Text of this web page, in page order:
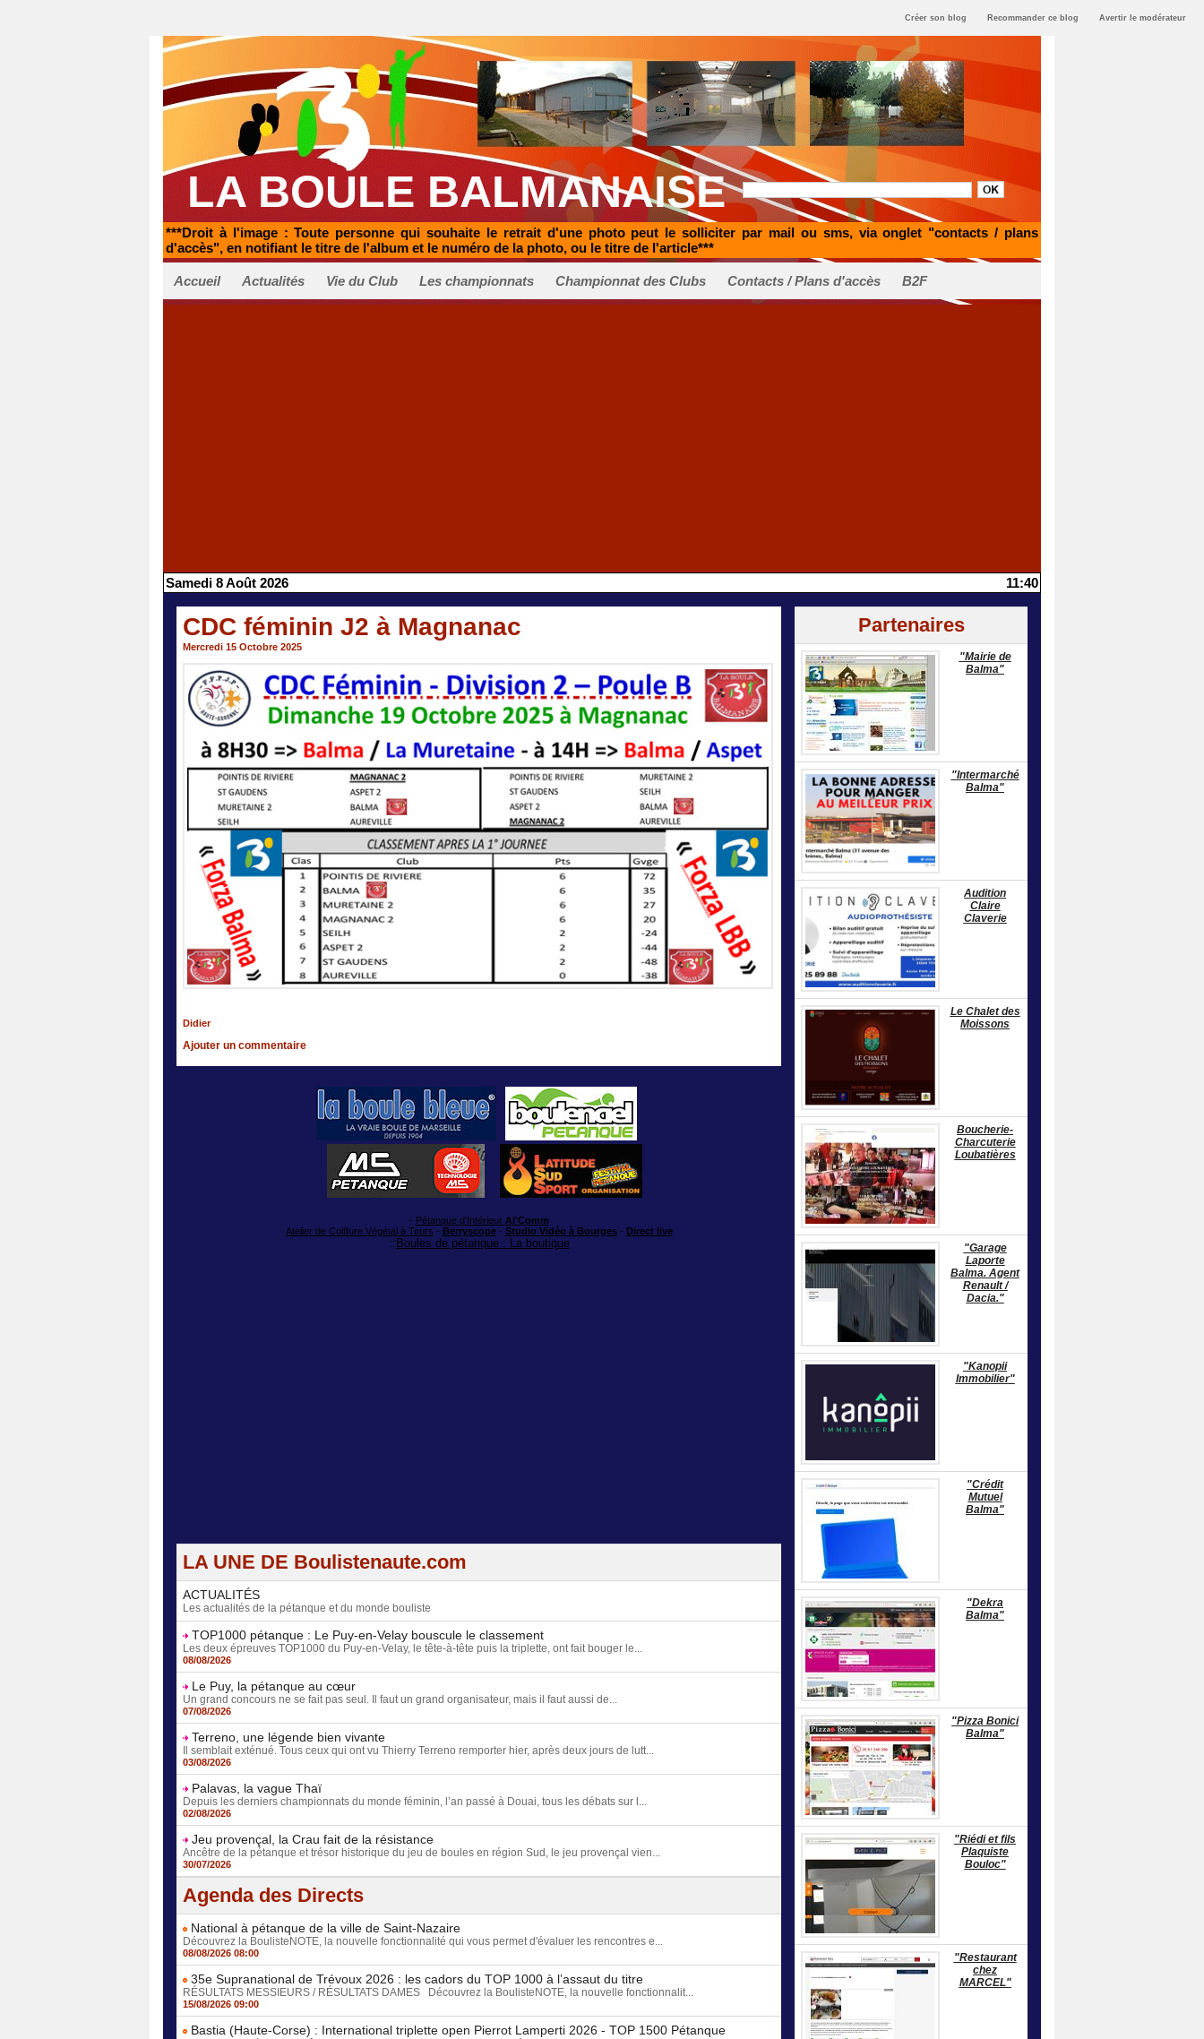
Créer son blog Recommander ce blog Avertir le modérateur
LA BOULE BALMANAISE
***Droit à l'image : Toute personne qui souhaite le retrait d'une photo peut le solliciter par mail ou sms, via onglet "contacts / plans
d'accès", en notifiant le titre de l'album et le numéro de la photo, ou le titre de l'article***
Accueil Actualités Vie du Club Les championnats Championnat des Clubs Contacts / Plans d'accès B2F
Samedi 8 Août 2026 11:40
CDC féminin J2 à Magnanac
Mercredi 15 Octobre 2025
Didier
Ajouter un commentaire
- Pétanque d'Intérieur Al'Comm
Atelier de Coiffure Végétal à Tours - Berryscope- Studio Vidéo à Bourges- Direct live
:: Boules de pétanque : La boutique
LA UNE DE Boulistenaute.com
ACTUALITÉS
Les actualités de la pétanque et du monde bouliste
TOP1000 pétanque : Le Puy-en-Velay bouscule le classement
Les deux épreuves TOP1000 du Puy-en-Velay, le tête-à-tête puis la triplette, ont fait bouger le...
08/08/2026
Le Puy, la pétanque au cœur
Un grand concours ne se fait pas seul. Il faut un grand organisateur, mais il faut aussi de...
07/08/2026
Terreno, une légende bien vivante
Il semblait exténué. Tous ceux qui ont vu Thierry Terreno remporter hier, après deux jours de lutt...
03/08/2026
Palavas, la vague Thaï
Depuis les derniers championnats du monde féminin, l’an passé à Douai, tous les débats sur l...
02/08/2026
Jeu provençal, la Crau fait de la résistance
Ancêtre de la pétanque et trésor historique du jeu de boules en région Sud, le jeu provençal vien...
30/07/2026
Agenda des Directs
National à pétanque de la ville de Saint-Nazaire
Découvrez la BoulisteNOTE, la nouvelle fonctionnalité qui vous permet d'évaluer les rencontres e...
08/08/2026 08:00
35e Supranational de Trévoux 2026 : les cadors du TOP 1000 à l’assaut du titre
RÉSULTATS MESSIEURS / RÉSULTATS DAMES Découvrez la BoulisteNOTE, la nouvelle fonctionnalit...
15/08/2026 09:00
Bastia (Haute-Corse) : International triplette open Pierrot Lamperti 2026 - TOP 1500 Pétanque
Partenaires
"Mairie de
Balma"
"Intermarché
Balma"
Audition
Claire
Claverie
Le Chalet des
Moissons
Boucherie-
Charcuterie
Loubatières
"Garage
Laporte
Balma. Agent
Renault /
Dacia."
"Kanopii
Immobilier"
"Crédit
Mutuel
Balma"
"Dekra
Balma"
"Pizza Bonici
Balma"
"Riédi et fils
Plaquiste
Bouloc"
"Restaurant
chez
MARCEL"